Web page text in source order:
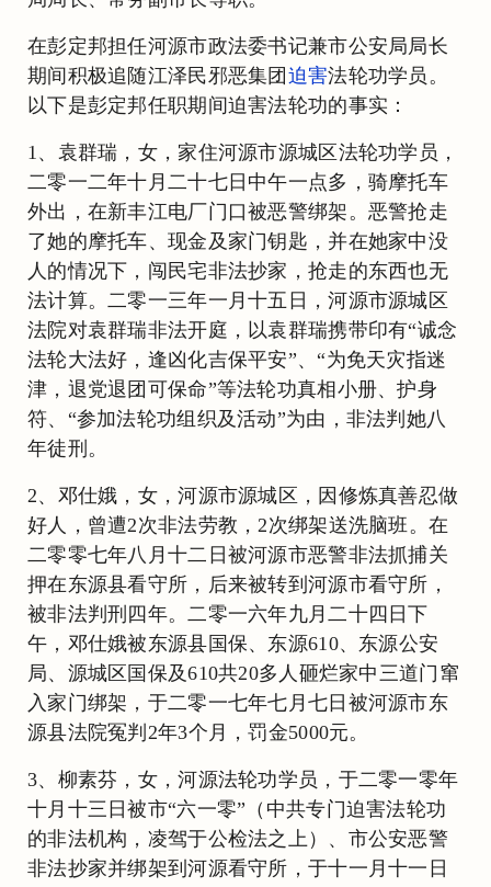
在彭定邦担任河源市政法委书记兼市公安局局长
期间积极追随江泽民邪恶集团 迫害法轮功学员。
以下是彭定邦任职期间迫害法轮功的事实：
1、袁群瑞，女，家住河源市源城区法轮功学员，
二零一二年十月二十七日中午一点多，骑摩托车
外出，在新丰江电厂门口被恶警绑架。恶警抢走
了她的摩托车、现金及家门钥匙，并在她家中没
人的情况下，闯民宅非法抄家，抢走的东西也无
法计算。二零一三年一月十五日，河源市源城区
法院对袁群瑞非法开庭，以袁群瑞携带印有“诚念
法轮大法好，逢凶化吉保平安”、“为免天灾指迷
津，退党退团可保命”等法轮功真相小册、护身
符、“参加法轮功组织及活动”为由，非法判她八
年徒刑。
2、邓仕娥，女，河源市源城区，因修炼真善忍做
好人，曾遭2次非法劳教，2次绑架送洗脑班。在
二零零七年八月十二日被河源市恶警非法抓捕关
押在东源县看守所，后来被转到河源市看守所，
被非法判刑四年。二零一六年九月二十四日下
午，邓仕娥被东源县国保、东源610、东源公安
局、源城区国保及610共20多人砸烂家中三道门窜
入家门绑架，于二零一七年七月七日被河源市东
源县法院冤判2年3个月，罚金5000元。
3、柳素芬，女，河源法轮功学员，于二零一零年
十月十三日被市“六一零”（中共专门迫害法轮功
的非法机构，凌驾于公检法之上）、市公安恶警
非法抄家并绑架到河源看守所，于十一月十一日